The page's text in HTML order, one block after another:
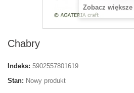
Zobacz większe
Chabry
Indeks: 5902557801619
Stan: Nowy produkt